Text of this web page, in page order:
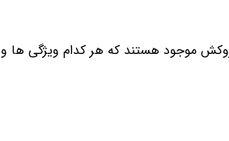
موجود هستند که هر کدام ویژگی ها و